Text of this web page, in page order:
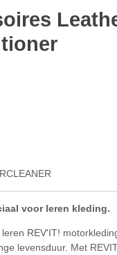
voor leren kleding.
REV'IT!
levensduur. Met